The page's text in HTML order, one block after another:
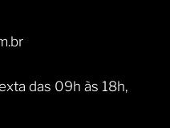
das 09h às 18h,